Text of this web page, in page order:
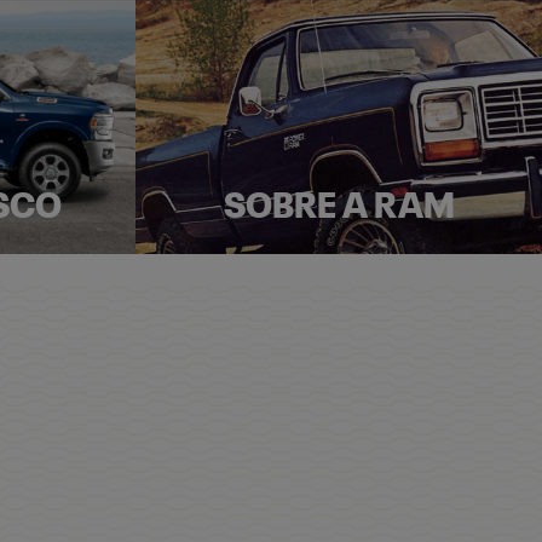
SOBRE A RAM